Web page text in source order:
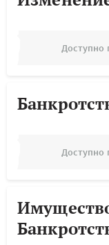
Доступно
Доступно